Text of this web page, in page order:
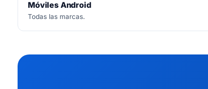
Móviles Android
Todas las marcas.